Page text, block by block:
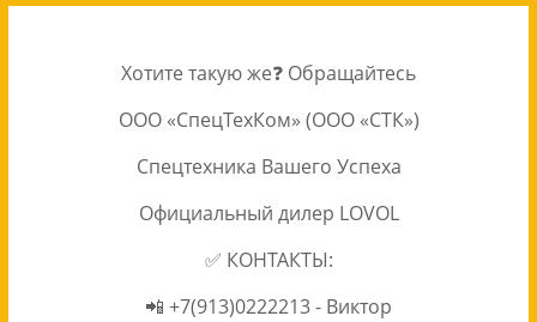
Хотите такую же❓ Обращайтесь
ООО «СпецТехКом» (ООО «СТК»)
Спецтехника Вашего Успеха
Официальный дилер LOVOL
✅ КОНТАКТЫ:
📲 +7(913)0222213 - Виктор